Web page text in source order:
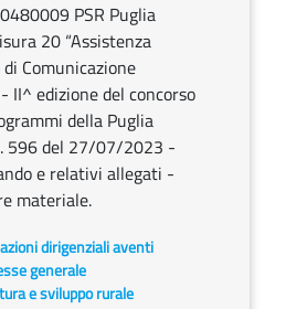
PSR Puglia
20 “Assistenza
Comunicazione
II^ edizione del concorso
della Puglia
596 del 27/07/2023 -
e relativi allegati -
materiale.
dirigenziali aventi
generale
e sviluppo rurale